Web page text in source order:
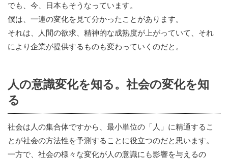
でも、今、日本もそうなっています。
僕は、一連の変化を見て分かったことがあります。
それは、人間の欲求、精神的な成熟度が上がっていて、それ
により企業が提供するものも変わっていくのだと。
人の意識変化を知る。社会の変化を知
る
社会は人の集合体ですから、最小単位の「人」に精通するこ
とが社会の方法性を予測することに役立つのだと思います。
一方で、社会の様々な変化が人の意識にも影響を与えるの